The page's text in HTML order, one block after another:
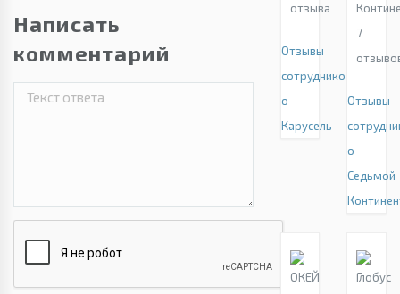
Написать
комментарий
отзыва
Отзывы
сотрудников
о
Карусель
7
Отзывы
о
Седьмой